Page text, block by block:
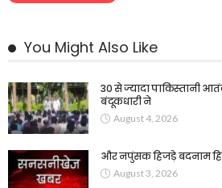
You Might Also Like
30 से ज्यादा पाकिस्तानी
बंदूकधारी ने
August 4, 2026
और नपुंसक हिजड़े बदनाम
August 3, 2026